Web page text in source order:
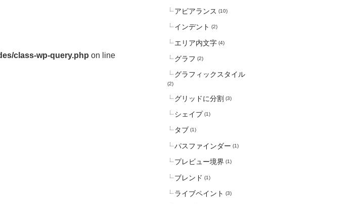
class-wp-query.php on line
アピアランス (10)
インデント (2)
エリア内文字 (4)
グラフ (2)
グラフィックスタイル
(2)
グリッドに分割 (3)
シェイプ (1)
タブ (1)
パスファインダー (1)
プレビュー境界 (1)
ブレンド (1)
ライブペイント (3)